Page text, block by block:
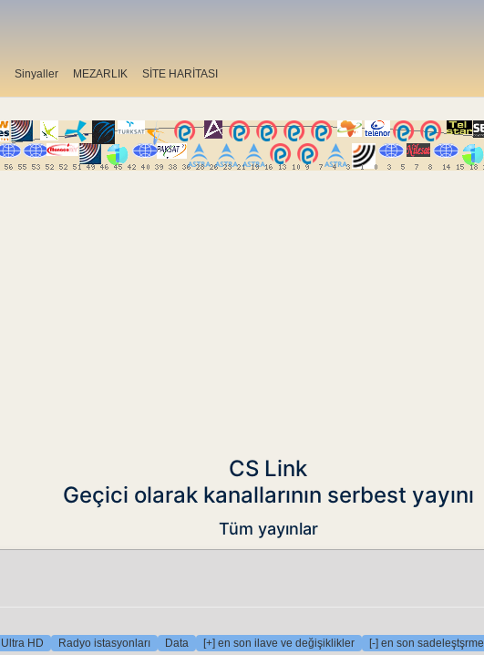
Sinyaller MEZARLIK SİTE HARİTASI
CS Link
Geçici olarak kanallarının serbest yayını
Tüm yayınlar
Ultra HD Radyo istasyonları Data [+] en son ilave ve değişiklikler [-] en son sadeleştşrme